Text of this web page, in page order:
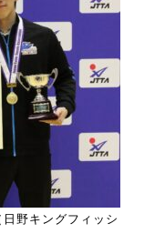
野キングフィッシ